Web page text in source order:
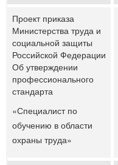
Проект приказа
Министерства труда и
социальной защиты
Российской Федерации
Об утверждении
профессионального
стандарта
«Специалист по
обучению в области
охраны труда»